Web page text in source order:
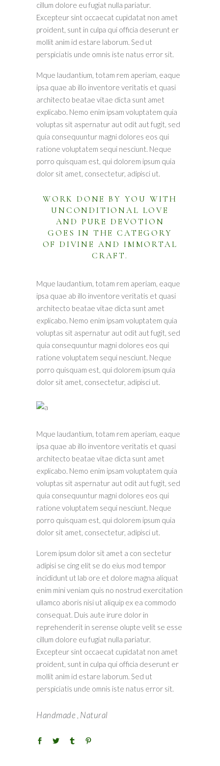
cillum dolore eu fugiat nulla pariatur.
Excepteur sint occaecat cupidatat non amet
proident, sunt in culpa qui officia deserunt er
mollit anim id estare laborum. Sed ut
perspiciatis unde omnis iste natus error sit.
Mque laudantium, totam rem aperiam, eaque
ipsa quae ab illo inventore veritatis et quasi
architecto beatae vitae dicta sunt amet
explicabo. Nemo enim ipsam voluptatem quia
voluptas sit aspernatur aut odit aut fugit, sed
quia consequuntur magni dolores eos qui
ratione voluptatem sequi nesciunt. Neque
porro quisquam est, qui dolorem ipsum quia
dolor sit amet, consectetur, adipisci ut.
WORK DONE BY YOU WITH
UNCONDITIONAL LOVE
AND PURE DEVOTION
GOES IN THE CATEGORY
OF DIVINE AND IMMORTAL
CRAFT.
Mque laudantium, totam rem aperiam, eaque
ipsa quae ab illo inventore veritatis et quasi
architecto beatae vitae dicta sunt amet
explicabo. Nemo enim ipsam voluptatem quia
voluptas sit aspernatur aut odit aut fugit, sed
quia consequuntur magni dolores eos qui
ratione voluptatem sequi nesciunt. Neque
porro quisquam est, qui dolorem ipsum quia
dolor sit amet, consectetur, adipisci ut.
Mque laudantium, totam rem aperiam, eaque
ipsa quae ab illo inventore veritatis et quasi
architecto beatae vitae dicta sunt amet
explicabo. Nemo enim ipsam voluptatem quia
voluptas sit aspernatur aut odit aut fugit, sed
quia consequuntur magni dolores eos qui
ratione voluptatem sequi nesciunt. Neque
porro quisquam est, qui dolorem ipsum quia
dolor sit amet, consectetur, adipisci ut.
Lorem ipsum dolor sit amet a con sectetur
adipisi se cing elit se do eius mod tempor
incididunt ut lab ore et dolore magna aliquat
enim mini veniam quis no nostrud exercitation
ullamco aboris nisi ut aliquip ex ea commodo
consequat. Duis aute irure dolor in
reprehenderit in serense olupte velit se esse
cillum dolore eu fugiat nulla pariatur.
Excepteur sint occaecat cupidatat non amet
proident, sunt in culpa qui officia deserunt er
mollit anim id estare laborum. Sed ut
perspiciatis unde omnis iste natus error sit.
Handmade , Natural